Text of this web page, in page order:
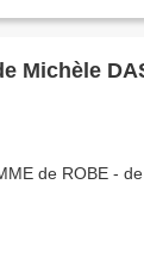
Michèle